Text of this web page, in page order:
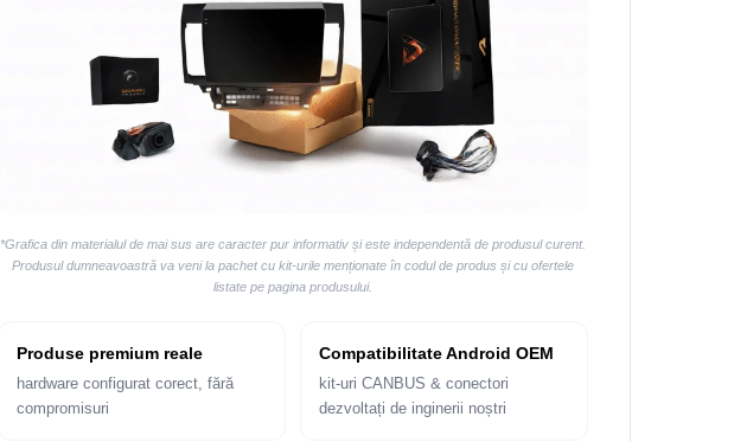
*Grafica din materialul de mai sus are caracter pur informativ și este independentă de produsul curent.
Produsul dumneavoastră va veni la pachet cu kit-urile menționate în codul de produs și cu ofertele
listate pe pagina produsului.
Produse premium reale
hardware configurat corect, fără
compromisuri
Compatibilitate Android OEM
kit-uri CANBUS & conectori
dezvoltați de inginerii noștri